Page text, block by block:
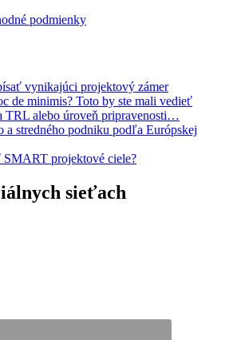
podmienky
vynikajúci projektový zámer
de minimis? Toto by ste mali vedieť
TRL alebo úroveň pripravenosti…
a stredného podniku podľa Európskej
projektové ciele?
sieťach